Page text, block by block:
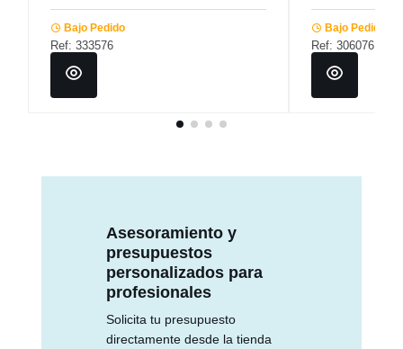
Bajo Pedido
Ref: 333576
Bajo Pedido
Ref: 306076
Asesoramiento y
presupuestos
personalizados para
profesionales
Solicita tu presupuesto
directamente desde la tienda